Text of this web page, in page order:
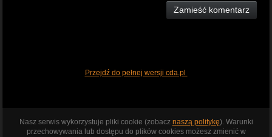
Zamieść komentarz
Przejdź do pełnej wersji cda.pl
Nasz serwis wykorzystuje pliki cookie (zobacz naszą politykę). Warunki
przechowywania lub dostępu do plików cookies możesz zmienić w